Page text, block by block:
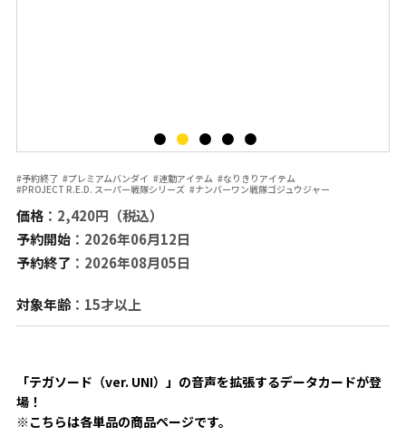
#予約終了 #プレミアムバンダイ #連動アイテム #なりきりアイテム
#PROJECT R.E.D. スーパー戦隊シリーズ #ナンバーワン戦隊ゴジュウジャー
価格：2,420円（税込）
予約開始：2026年06月12日
予約終了：2026年08月05日
対象年齢：15才以上
「テガソード（ver. UNI）」の音声を拡張するデータカードが登
場！
※こちらは各単品の商品ページです。